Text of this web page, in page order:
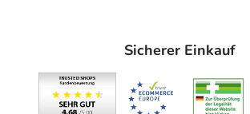
Sicherer Einkauf